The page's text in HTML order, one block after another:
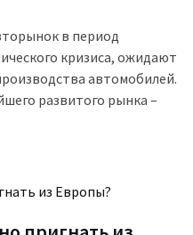
в период
кризиса, ожидают
автомобилей.
развитого рынка –